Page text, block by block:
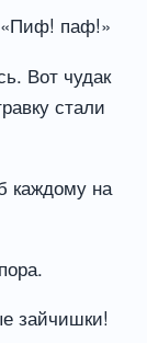
«Пиф! паф!»
Вот чудак
стали
каждому на
зайчишки!